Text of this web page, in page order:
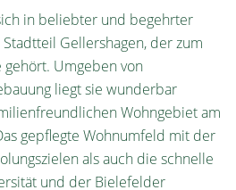
in beliebter und begehrter
Gellershagen, der zum
Umgeben von
liegt sie wunderbar
Wohngebiet am
gepflegte Wohnumfeld mit der
als auch die schnelle
und der Bielefelder